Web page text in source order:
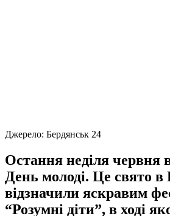
Джерело: Бердянськ 24
Остання неділя червня
День молоді. Це свято в
відзначили яскравим
“Розумні діти”, в ході